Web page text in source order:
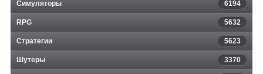
Симуляторы 6194
RPG 5632
Стратегии 5623
Шутеры 3370